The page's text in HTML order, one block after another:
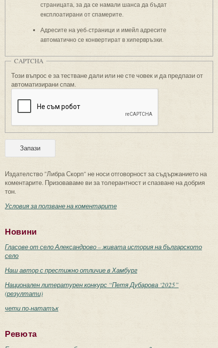
страницата, за да се намали шанса да бъдат
експлоатирани от спамерите.
Адресите на уеб-страници и имейл адресите
автоматично се конвертират в хипервръзки.
CAPTCHA
Този въпрос е за тестване дали или не сте човек и да предпази от
автоматизирани спам.
Издателство "Либра Скорп" не носи отговорност за съдържанието на
коментарите. Призоваваме ви за толерантност и спазване на добрия
тон.
Условия за ползване на коментарите
Новини
Гласове от село Александрово – живата история на българското
село
Наш автор с престижно отличие в Хамбург
Национален литературен конкурс “Петя Дубарова ‘2025”
(резултати)
чети по-нататък
Ревюта